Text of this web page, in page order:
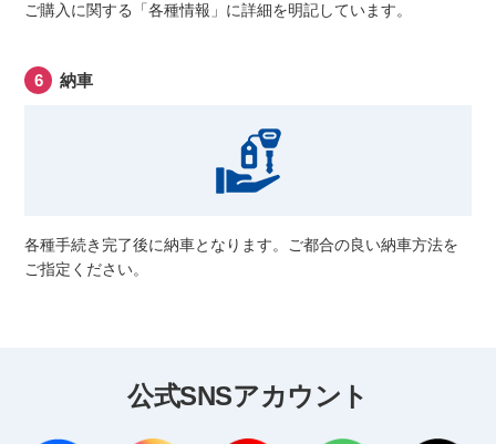
ご購入に関する「各種情報」に詳細を明記しています。
納車
各種手続き完了後に納車となります。ご都合の良い納車方法を
ご指定ください。
公式SNSアカウント